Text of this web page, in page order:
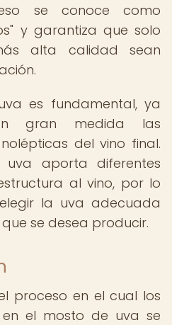
se conoce como
y garantiza que solo
alta calidad sean
es fundamental, ya
gran medida las
del vino final.
aporta diferentes
al vino, por lo
la uva adecuada
se desea producir.
proceso en el cual los
en el mosto de uva se